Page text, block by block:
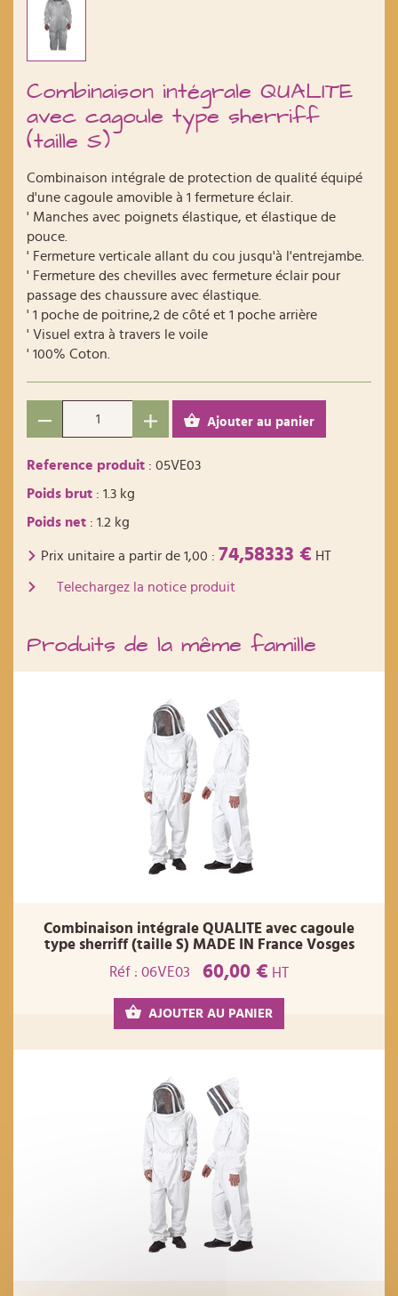
Combinaison intégrale QUALITE
avec cagoule type sherriff
(taille S)
Combinaison intégrale de protection de qualité équipé
d'une cagoule amovible à 1 fermeture éclair.
' Manches avec poignets élastique, et élastique de
pouce.
' Fermeture verticale allant du cou jusqu'à l'entrejambe.
' Fermeture des chevilles avec fermeture éclair pour
passage des chaussure avec élastique.
' 1 poche de poitrine,2 de côté et 1 poche arrière
' Visuel extra à travers le voile
' 100% Coton.
Ajouter au panier
Reference produit : 05VE03
Poids brut : 1.3 kg
Poids net : 1.2 kg
Prix unitaire a partir de 1,00 : 74,58333 € HT
Telechargez la notice produit
Produits de la même famille
Combinaison intégrale QUALITE avec cagoule
type sherriff (taille S) MADE IN France Vosges
Réf : 06VE03
60,00 € HT
AJOUTER AU PANIER